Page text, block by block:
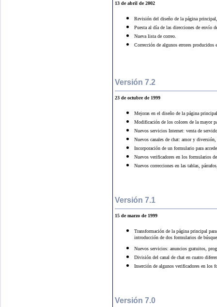
13 de abril de 2002
Revisión del diseño de la página
Puesta al día de las direcciones de envío
Nueva lista de correo.
Corrección de algunos errores
Versión 7.2
23 de octubre de 1999
Mejoras en el diseño de la página
Modificación de los colores de la mayor
Nuevos servicios Internet: venta de
Nuevos canales de chat: amor y
Incorporación de un formulario para
Nuevos verificadores en los formularios
Nuevos correcciones en las tablas,
Versión 7.1
15 de marzo de 1999
Transformación de la página principal
introducción de dos formularios de
Nuevos servicios: anuncios gratuitos,
División del canal de chat en cuatro
Inserción de algunos verificadores en los
Versión 7.0